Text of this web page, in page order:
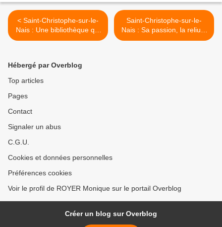
< Saint-Christophe-sur-le-
Nais : Une bibliothèque qui
bouge !
Saint-Christophe-sur-le-
Nais : Sa passion, la reliure
sous toutes ses formes >
Hébergé par Overblog
Top articles
Pages
Contact
Signaler un abus
C.G.U.
Cookies et données personnelles
Préférences cookies
Voir le profil de ROYER Monique sur le portail Overblog
Créer un blog sur Overblog